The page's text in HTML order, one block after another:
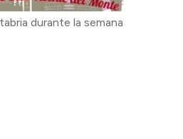
durante la semana